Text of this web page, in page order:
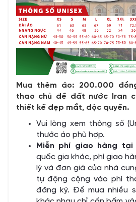
Mua thêm áo: 200.000
thao chủ đề đất nước Iran
thiết kế đẹp mắt, độc quyền.
Vui lòng xem thông số
thước áo phù hợp.
Miễn phí giao hàng tại
quốc gia khác, phí giao
lý và đơn giá của nhà
tự động cộng vào phí
đăng ký. Để mua nhiều